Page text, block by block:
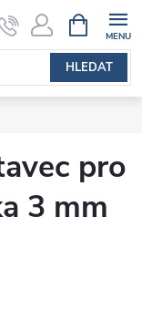
HLEDAT
NÁKUPNÍ
KOŠÍK
pro
3 mm